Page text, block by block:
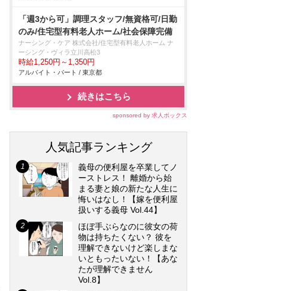
「週3から可」調理スタッフ/無資格可/日勤
のみ/住宅型有料老人ホーム/社会保障完備
ナーシング・ケア 株式会社/住宅型有料老人ホーム ナ
ーシング・ヴィラ立川高松3
時給1,250円～1,350円
アルバイト・パート / 東京都
続きはこちら
sponsored by 求人ボックス
人気記事ランキング
義母の便利屋を卒業してノ
ーストレス！ 離婚から始
まる妻と娘の新たな人生に
悔いはなし！【嫁を便利屋
扱いする義母 Vol.44】
ほぼ手ぶらなのに彼女の荷
物は持ちたくない？ 彼を
理解できないけど楽しまな
いともったいない！【あな
たが理解できません
Vol.8】